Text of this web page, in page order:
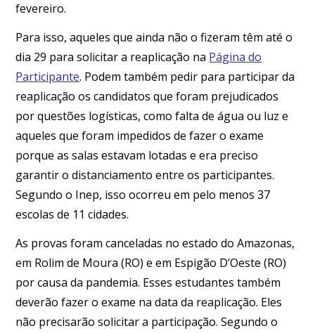
fevereiro.
Para isso, aqueles que ainda não o fizeram têm até o
dia 29 para solicitar a reaplicação na Página do
Participante. Podem também pedir para participar da
reaplicação os candidatos que foram prejudicados
por questões logísticas, como falta de água ou luz e
aqueles que foram impedidos de fazer o exame
porque as salas estavam lotadas e era preciso
garantir o distanciamento entre os participantes.
Segundo o Inep, isso ocorreu em pelo menos 37
escolas de 11 cidades.
As provas foram canceladas no estado do Amazonas,
em Rolim de Moura (RO) e em Espigão D’Oeste (RO)
por causa da pandemia. Esses estudantes também
deverão fazer o exame na data da reaplicação. Eles
não precisarão solicitar a participação. Segundo o